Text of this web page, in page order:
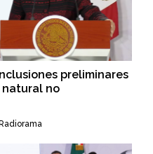
preliminares
natural no